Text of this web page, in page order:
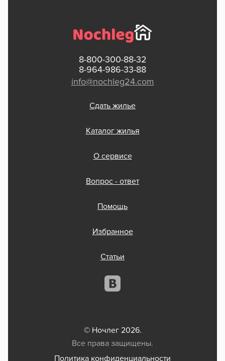
8-800-300-88-32
8-964-986-33-88
info@nochleg24.com
Сдать жилье
Каталог жилья
О сервисе
Вопрос - ответ
Помощь
Избранное
Статьи
© Ночлег 2026.
Все права защищены.
Политика конфиденциальности